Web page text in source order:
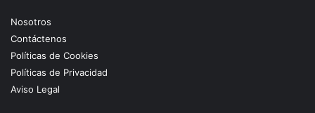
Nosotros
Contáctenos
Políticas de Cookies
Políticas de Privacidad
Aviso Legal